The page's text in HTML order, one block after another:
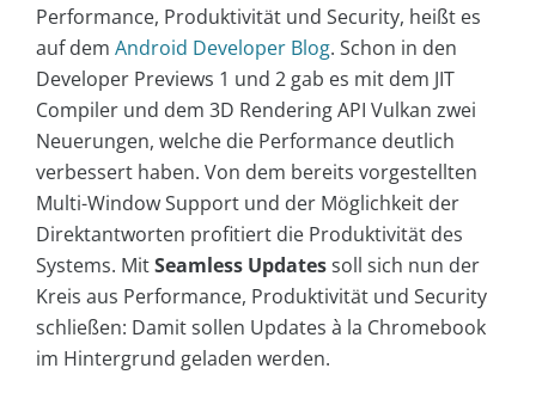
Performance, Produktivität und Security, heißt es
auf dem Android Developer Blog. Schon in den
Developer Previews 1 und 2 gab es mit dem JIT
Compiler und dem 3D Rendering API Vulkan zwei
Neuerungen, welche die Performance deutlich
verbessert haben. Von dem bereits vorgestellten
Multi-Window Support und der Möglichkeit der
Direktantworten profitiert die Produktivität des
Systems. MitSeamless Updatessoll sich nun der
Kreis aus Performance, Produktivität und Security
schließen: Damit sollen Updates à la Chromebook
im Hintergrund geladen werden.